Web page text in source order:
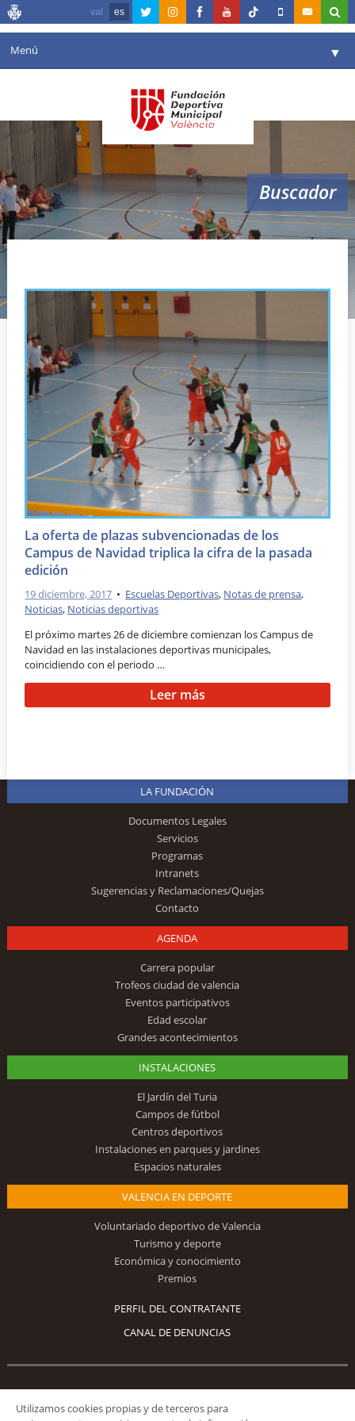
val es
Menú ▼
Agenda
Instalaciones
Comunicación ▼
Valencia en deporte
Buscador
vacaciones escolares
La oferta de plazas subvencionadas de los
Campus de Navidad triplica la cifra de la pasada
edición
19 diciembre, 2017 • Escuelas Deportivas, Notas de prensa,
Noticias, Noticias deportivas
El próximo martes 26 de diciembre comienzan los Campus de
Navidad en las instalaciones deportivas municipales,
coincidiendo con el periodo …
Leer más
LA FUNDACIÓN
Documentos Legales
Servicios
Programas
Intranets
Sugerencias y Reclamaciones/Quejas
Contacto
AGENDA
Carrera popular
Trofeos ciudad de valencia
Eventos participativos
Edad escolar
Grandes acontecimientos
INSTALACIONES
El Jardín del Turia
Campos de fútbol
Centros deportivos
Instalaciones en parques y jardines
Espacios naturales
VALENCIA EN DEPORTE
Voluntariado deportivo de Valencia
Turismo y deporte
Económica y conocimiento
Premios
PERFIL DEL CONTRATANTE
CANAL DE DENUNCIAS
Síguenos
Utilizamos cookies propias y de terceros para